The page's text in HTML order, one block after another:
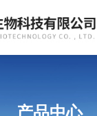
产品中心